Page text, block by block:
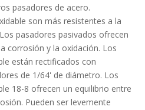
pasadores de acero.
son más resistentes a la
pasadores pasivados ofrecen
corrosión y la oxidación. Los
están rectificados con
de 1/64' de diámetro. Los
18-8 ofrecen un equilibrio entre
Pueden ser levemente